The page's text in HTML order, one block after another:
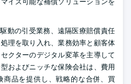
動の引受業務、遠隔医療賠償責任
理を取り入れ、業務効率と顧客体
クターのデジタル変革を主導して
およびニッチな保険会社は、費用
商品を提供し、戦略的な合併、買